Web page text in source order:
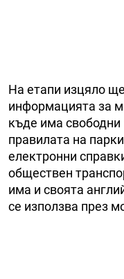
На етапи изцяло
информацията за
къде има свободни
правилата на
електронни
обществен
има и своята
се използва през